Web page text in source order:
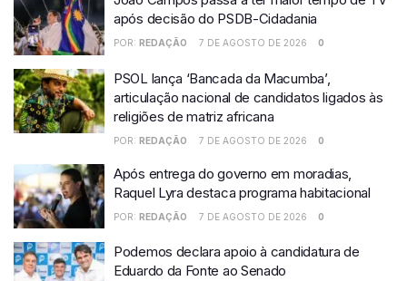
após decisão do PSDB-Cidadania
POR: REDAÇÃO 7 DE AGOSTO DE 2026 0
PSOL lança ‘Bancada da Macumba’,
articulação nacional de candidatos ligados às
religiões de matriz africana
POR: REDAÇÃO 7 DE AGOSTO DE 2026 0
Após entrega do governo em moradias,
Raquel Lyra destaca programa habitacional
POR: REDAÇÃO 7 DE AGOSTO DE 2026 0
Podemos declara apoio à candidatura de
Eduardo da Fonte ao Senado